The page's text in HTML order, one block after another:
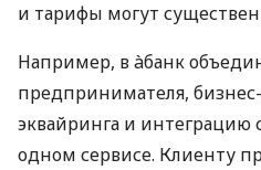
и тарифы могут
Например, в àбанк
предпринимателя,
эквайринга и
одном сервисе. Клиенту